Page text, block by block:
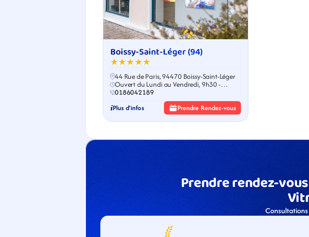
Boissy-Saint-Léger (94)
★★★★★
44 Rue de Paris, 94470 Boissy-Saint-Léger
Ouvert du Lundi au Vendredi, 9h30 -
18h30
0186042189
Plus d'infos Prendre Rendez-vous
Prendre rendez-